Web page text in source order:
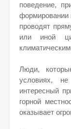
поведение,
формировании
проводят
или иной
Люди,
условиях,
интересный
горной
оказывает